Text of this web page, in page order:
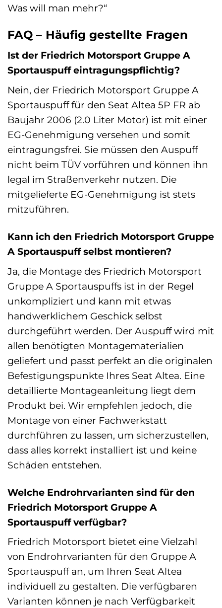
Was will man mehr?“
FAQ – Häufig gestellte Fragen
Ist der Friedrich Motorsport Gruppe A
Sportauspuff eintragungspflichtig?
Nein, der Friedrich Motorsport Gruppe A
Sportauspuff für den Seat Altea 5P FR ab
Baujahr 2006 (2.0 Liter Motor) ist mit einer
EG-Genehmigung versehen und somit
eintragungsfrei. Sie müssen den Auspuff
nicht beim TÜV vorführen und können ihn
legal im Straßenverkehr nutzen. Die
mitgelieferte EG-Genehmigung ist stets
mitzuführen.
Kann ich den Friedrich Motorsport Gruppe
A Sportauspuff selbst montieren?
Ja, die Montage des Friedrich Motorsport
Gruppe A Sportauspuffs ist in der Regel
unkompliziert und kann mit etwas
handwerklichem Geschick selbst
durchgeführt werden. Der Auspuff wird mit
allen benötigten Montagematerialien
geliefert und passt perfekt an die originalen
Befestigungspunkte Ihres Seat Altea. Eine
detaillierte Montageanleitung liegt dem
Produkt bei. Wir empfehlen jedoch, die
Montage von einer Fachwerkstatt
durchführen zu lassen, um sicherzustellen,
dass alles korrekt installiert ist und keine
Schäden entstehen.
Welche Endrohrvarianten sind für den
Friedrich Motorsport Gruppe A
Sportauspuff verfügbar?
Friedrich Motorsport bietet eine Vielzahl
von Endrohrvarianten für den Gruppe A
Sportauspuff an, um Ihren Seat Altea
individuell zu gestalten. Die verfügbaren
Varianten können je nach Verfügbarkeit